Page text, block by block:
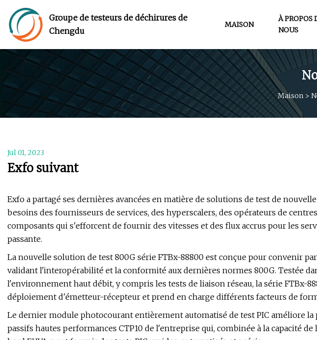
Groupe de testeurs de déchirures de
Chengdu
MAISON
À PROPOS
NOUS
Maison >
Jul 01, 2023
Exfo suivant
Exfo a partagé ses dernières avancées en matière de solutions de test de
besoins des fournisseurs de services, des hyperscalers, des opérateurs de
composants qui s'efforcent de fournir des vitesses et des flux accrus pour les
passante.
La nouvelle solution de test 800G série FTBx-88800 est conçue pour convenir
validant l'interopérabilité et la conformité aux dernières normes 800G. Testée
l'environnement haut débit, y compris les tests de liaison réseau, la série FTBx-
déploiement d'émetteur-récepteur et prend en charge différents facteurs de
Le dernier module photocourant entièrement automatisé de test PIC améliore
passifs hautes performances CTP10 de l'entreprise qui, combinée à la capacité